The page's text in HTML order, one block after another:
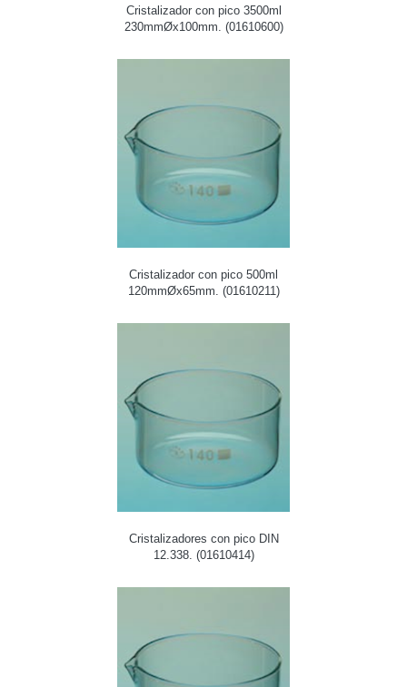
Cristalizador con pico 3500ml
230mmØx100mm. (01610600)
Cristalizador con pico 500ml
120mmØx65mm. (01610211)
Cristalizadores con pico DIN
12.338. (01610414)